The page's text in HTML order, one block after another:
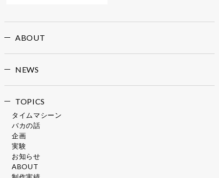
ABOUT
NEWS
TOPICS
タイムマシーン
バカの話
企画
実験
お知らせ
ABOUT